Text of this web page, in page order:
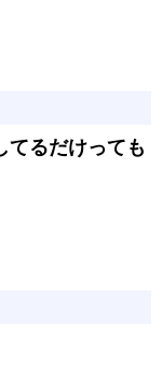
てるだけっても